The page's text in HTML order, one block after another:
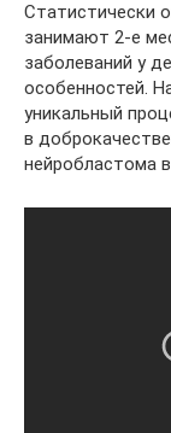
Статистически
занимают 2-е
заболеваний у
особенностей.
уникальный
в
нейробластома